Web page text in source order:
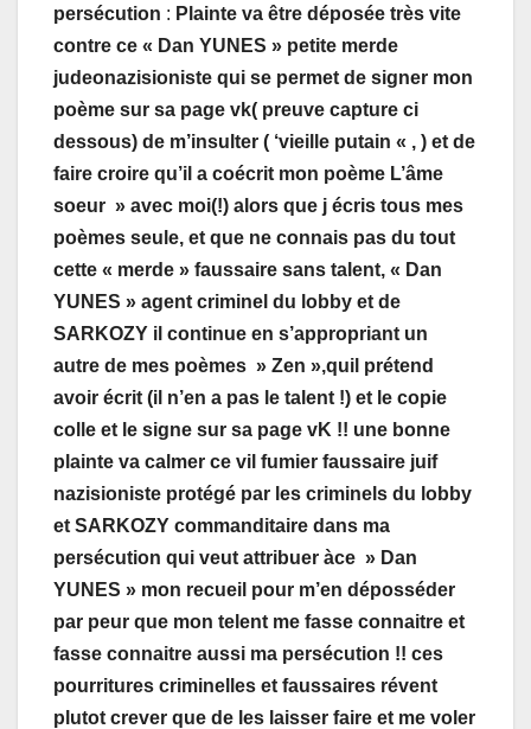
persécution : Plainte va être déposée très vite
contre ce « Dan YUNES » petite merde
judeonazisioniste qui se permet de signer mon
poème sur sa page vk( preuve capture ci
dessous) de m’insulter ( ‘vieille putain « , ) et de
faire croire qu’il a coécrit mon poème L’âme
soeur » avec moi(!) alors que j écris tous mes
poèmes seule, et que ne connais pas du tout
cette « merde » faussaire sans talent, « Dan
YUNES » agent criminel du lobby et de
SARKOZY il continue en s’appropriant un
autre de mes poèmes » Zen »,quil prétend
avoir écrit (il n’en a pas le talent !) et le copie
colle et le signe sur sa page vK !! une bonne
plainte va calmer ce vil fumier faussaire juif
nazisioniste protégé par les criminels du lobby
et SARKOZY commanditaire dans ma
persécution qui veut attribuer àce » Dan
YUNES » mon recueil pour m’en déposséder
par peur que mon telent me fasse connaitre et
fasse connaitre aussi ma persécution !! ces
pourritures criminelles et faussaires révent
plutot crever que de les laisser faire et me voler